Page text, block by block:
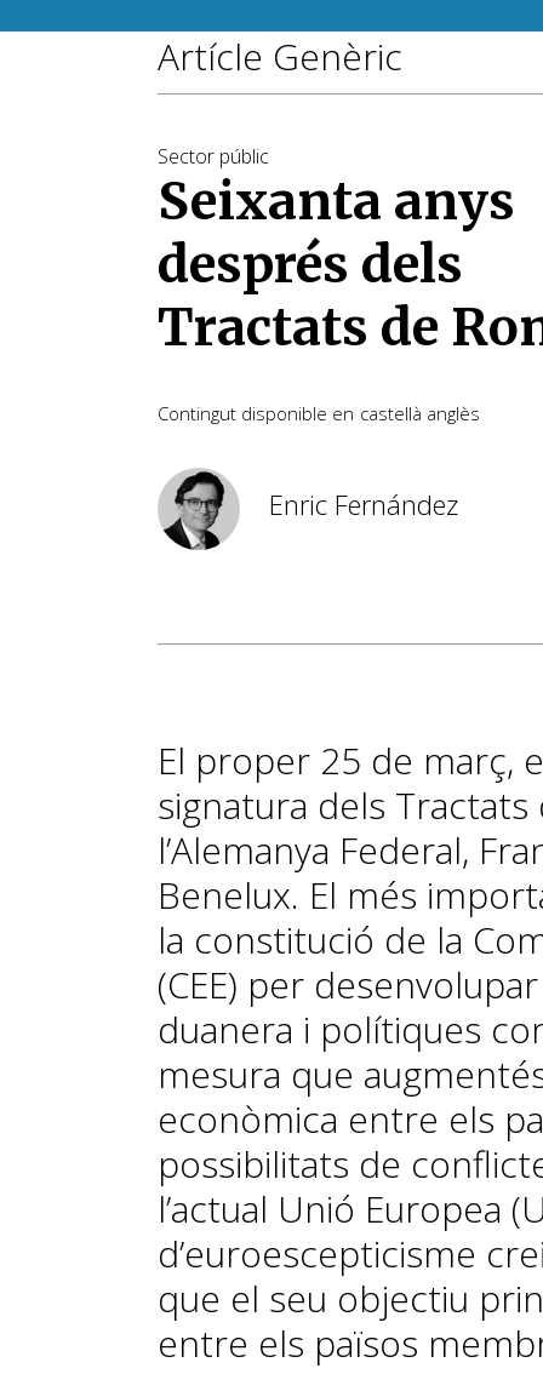
Artícle Genèric
Sector públic
Seixanta anys
després dels
Tractats de
Contingut disponible en castellà anglès
Enric Fernández
El proper 25 de març,
signatura dels
l’Alemanya Federal,
Benelux. El més
la constitució de la
(CEE) per
duanera i polítiques
mesura que
econòmica entre els
possibilitats de
l’actual Unió Europea
d’euroescepticisme
que el seu objectiu
entre els països